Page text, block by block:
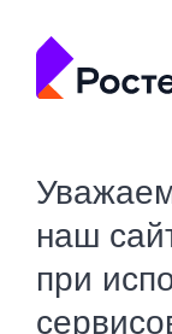
наш
при